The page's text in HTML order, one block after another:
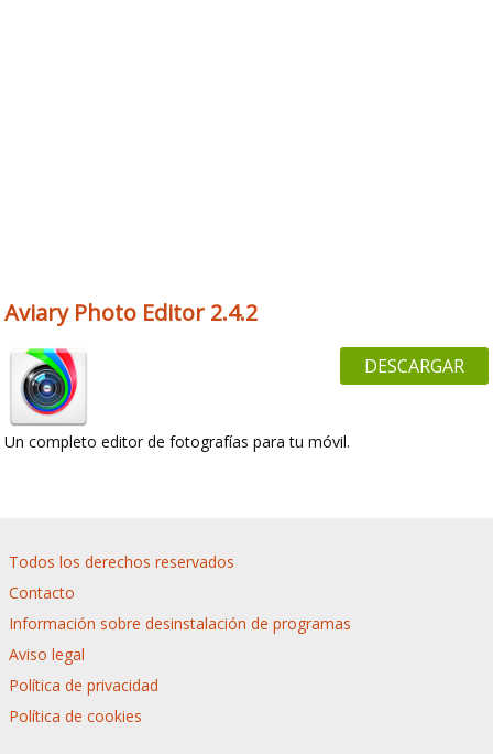
Aviary Photo Editor 2.4.2
DESCARGAR
Un completo editor de fotografías para tu móvil.
Todos los derechos reservados
Contacto
Información sobre desinstalación de programas
Aviso legal
Política de privacidad
Política de cookies